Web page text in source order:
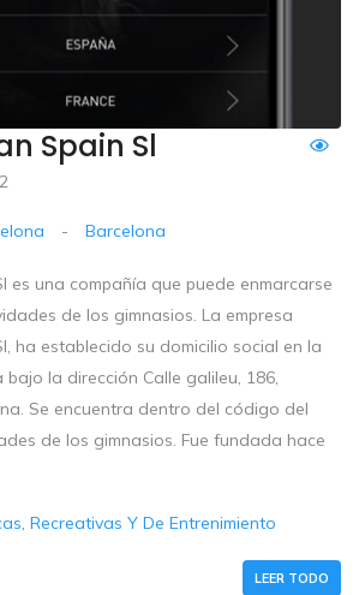
Spain Sl
- Barcelona
es una compañía que puede enmarcarse
de los gimnasios. La empresa
ha establecido su domicilio social en la
la dirección Calle galileu, 186,
Se encuentra dentro del código del
de los gimnasios. Fue fundada hace
Recreativas Y De Entrenimiento
LEER TODO